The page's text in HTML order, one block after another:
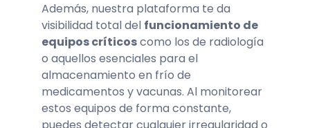
Además, nuestra plataforma te da
visibilidad total del funcionamiento de
equipos críticoscomo los de radiología
o aquellos esenciales para el
almacenamiento en frío de
medicamentos y vacunas. Al monitorear
estos equipos de forma constante,